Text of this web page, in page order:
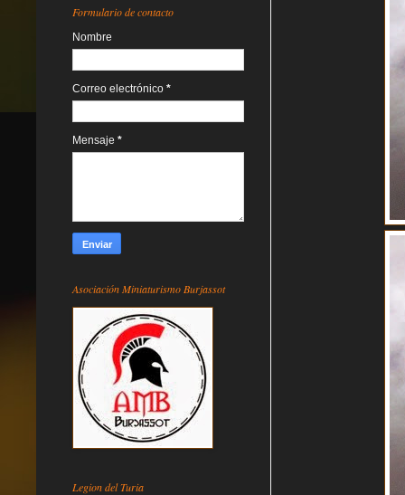
Formulario de contacto
Nombre
Correo electrónico *
Mensaje *
Asociación Miniaturismo Burjassot
Legion del Turia